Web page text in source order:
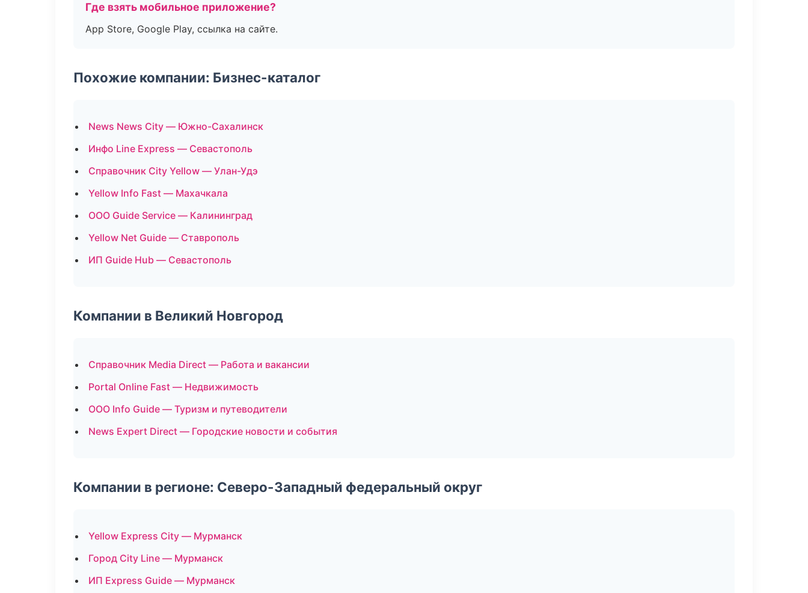
Где взять мобильное приложение?
App Store, Google Play, ссылка на сайте.
Похожие компании: Бизнес-каталог
News News City — Южно-Сахалинск
Инфо Line Express — Севастополь
Справочник City Yellow — Улан-Удэ
Yellow Info Fast — Махачкала
ООО Guide Service — Калининград
Yellow Net Guide — Ставрополь
ИП Guide Hub — Севастополь
Компании в Великий Новгород
Справочник Media Direct — Работа и вакансии
Portal Online Fast — Недвижимость
ООО Info Guide — Туризм и путеводители
News Expert Direct — Городские новости и события
Компании в регионе: Северо-Западный федеральный округ
Yellow Express City — Мурманск
Город City Line — Мурманск
ИП Express Guide — Мурманск